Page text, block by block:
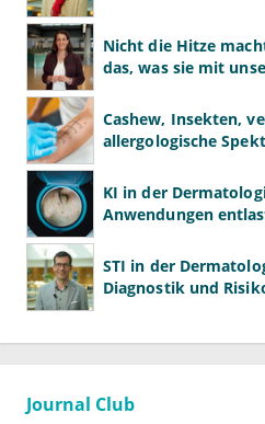
Nicht die Hitze
das, was sie mit
Cashew, Insekten,
allergologische
KI in der
Anwendungen
STI in der
Diagnostik und
Journal Club